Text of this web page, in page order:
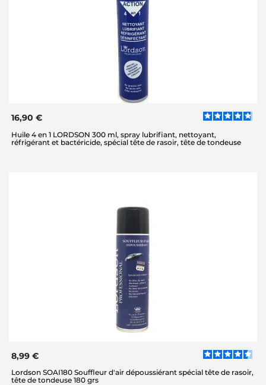
16,90 €
Huile 4 en 1 LORDSON 300 ml, spray lubrifiant, nettoyant,
réfrigérant et bactéricide, spécial tête de rasoir, tête de tondeuse
8,99 €
Lordson SOAI180 Souffleur d'air dépoussiérant spécial tête de rasoir,
tête de tondeuse 180 grs